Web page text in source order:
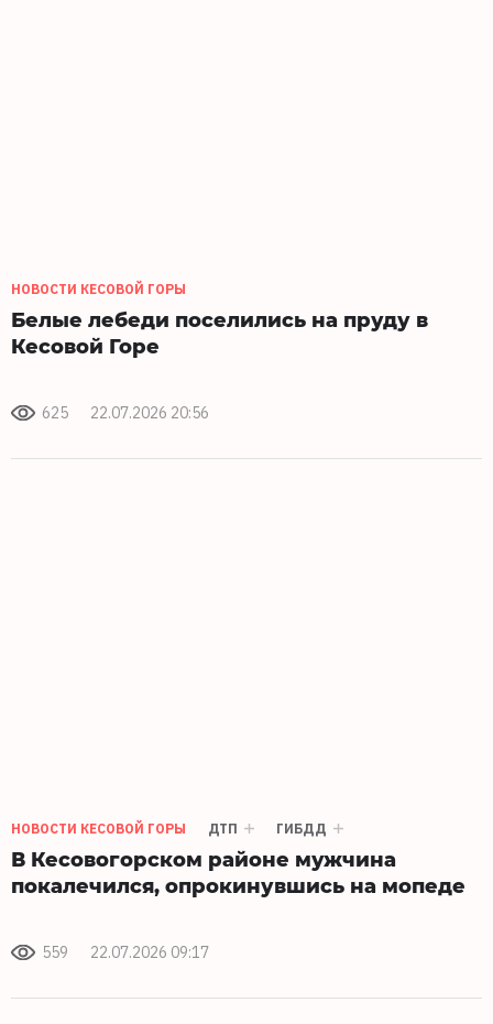
НОВОСТИ КЕСОВОЙ ГОРЫ
Белые лебеди поселились на пруду в
Кесовой Горе
625 22.07.2026 20:56
НОВОСТИ КЕСОВОЙ ГОРЫ ДТП ГИБДД
В Кесовогорском районе мужчина
покалечился, опрокинувшись на мопеде
559 22.07.2026 09:17